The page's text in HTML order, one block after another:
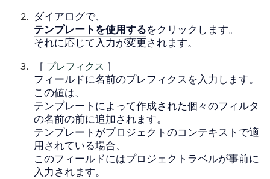
ダイアログで、
テンプレートを使用するをクリックします。
それに応じて入力が変更されます。
［ プレフィクス ］
フィールドに名前のプレフィクスを入力します。
この値は、
テンプレートによって作成された個々のフィルタ
の名前の前に追加されます。
テンプレートがプロジェクトのコンテキストで適
用されている場合、
このフィールドにはプロジェクトラベルが事前に
入力されます。